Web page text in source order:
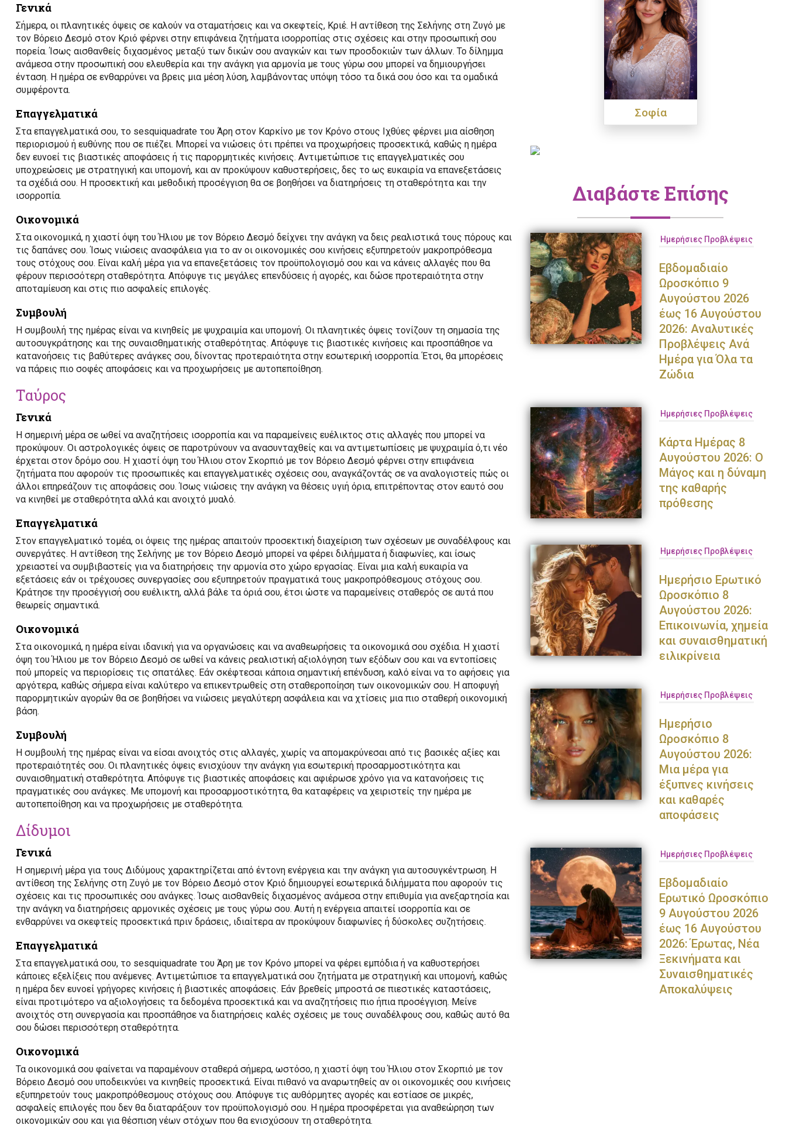
Γενικά
Σήμερα, οι πλανητικές όψεις σε καλούν να σταματήσεις και να σκεφτείς, Κριέ. Η αντίθεση της Σελήνης στη Ζυγό με
τον Βόρειο Δεσμό στον Κριό φέρνει στην επιφάνεια ζητήματα ισορροπίας στις σχέσεις και στην προσωπική σου
πορεία. Ίσως αισθανθείς διχασμένος μεταξύ των δικών σου αναγκών και των προσδοκιών των άλλων. Το δίλημμα
ανάμεσα στην προσωπική σου ελευθερία και την ανάγκη για αρμονία με τους γύρω σου μπορεί να δημιουργήσει
ένταση. Η ημέρα σε ενθαρρύνει να βρεις μια μέση λύση, λαμβάνοντας υπόψη τόσο τα δικά σου όσο και τα ομαδικά
συμφέροντα.
Επαγγελματικά
Στα επαγγελματικά σου, το sesquiquadrate του Άρη στον Καρκίνο με τον Κρόνο στους Ιχθύες φέρνει μια αίσθηση
περιορισμού ή ευθύνης που σε πιέζει. Μπορεί να νιώσεις ότι πρέπει να προχωρήσεις προσεκτικά, καθώς η ημέρα
δεν ευνοεί τις βιαστικές αποφάσεις ή τις παρορμητικές κινήσεις. Αντιμετώπισε τις επαγγελματικές σου
υποχρεώσεις με στρατηγική και υπομονή, και αν προκύψουν καθυστερήσεις, δες το ως ευκαιρία να επανεξετάσεις
τα σχέδιά σου. Η προσεκτική και μεθοδική προσέγγιση θα σε βοηθήσει να διατηρήσεις τη σταθερότητα και την
ισορροπία.
Οικονομικά
Στα οικονομικά, η χιαστί όψη του Ήλιου με τον Βόρειο Δεσμό δείχνει την ανάγκη να δεις ρεαλιστικά τους πόρους και
τις δαπάνες σου. Ίσως νιώσεις ανασφάλεια για το αν οι οικονομικές σου κινήσεις εξυπηρετούν μακροπρόθεσμα
τους στόχους σου. Είναι καλή μέρα για να επανεξετάσεις τον προϋπολογισμό σου και να κάνεις αλλαγές που θα
φέρουν περισσότερη σταθερότητα. Απόφυγε τις μεγάλες επενδύσεις ή αγορές, και δώσε προτεραιότητα στην
αποταμίευση και στις πιο ασφαλείς επιλογές.
Συμβουλή
Η συμβουλή της ημέρας είναι να κινηθείς με ψυχραιμία και υπομονή. Οι πλανητικές όψεις τονίζουν τη σημασία της
αυτοσυγκράτησης και της συναισθηματικής σταθερότητας. Απόφυγε τις βιαστικές κινήσεις και προσπάθησε να
κατανοήσεις τις βαθύτερες ανάγκες σου, δίνοντας προτεραιότητα στην εσωτερική ισορροπία. Έτσι, θα μπορέσεις
να πάρεις πιο σοφές αποφάσεις και να προχωρήσεις με αυτοπεποίθηση.
Ταύρος
Γενικά
Η σημερινή μέρα σε ωθεί να αναζητήσεις ισορροπία και να παραμείνεις ευέλικτος στις αλλαγές που μπορεί να
προκύψουν. Οι αστρολογικές όψεις σε παροτρύνουν να ανασυνταχθείς και να αντιμετωπίσεις με ψυχραιμία ό,τι νέο
έρχεται στον δρόμο σου. Η χιαστί όψη του Ήλιου στον Σκορπιό με τον Βόρειο Δεσμό φέρνει στην επιφάνεια
ζητήματα που αφορούν τις προσωπικές και επαγγελματικές σχέσεις σου, αναγκάζοντάς σε να αναλογιστείς πώς οι
άλλοι επηρεάζουν τις αποφάσεις σου. Ίσως νιώσεις την ανάγκη να θέσεις υγιή όρια, επιτρέποντας στον εαυτό σου
να κινηθεί με σταθερότητα αλλά και ανοιχτό μυαλό.
Επαγγελματικά
Στον επαγγελματικό τομέα, οι όψεις της ημέρας απαιτούν προσεκτική διαχείριση των σχέσεων με συναδέλφους και
συνεργάτες. Η αντίθεση της Σελήνης με τον Βόρειο Δεσμό μπορεί να φέρει διλήμματα ή διαφωνίες, και ίσως
χρειαστεί να συμβιβαστείς για να διατηρήσεις την αρμονία στο χώρο εργασίας. Είναι μια καλή ευκαιρία να
εξετάσεις εάν οι τρέχουσες συνεργασίες σου εξυπηρετούν πραγματικά τους μακροπρόθεσμους στόχους σου.
Κράτησε την προσέγγισή σου ευέλικτη, αλλά βάλε τα όριά σου, έτσι ώστε να παραμείνεις σταθερός σε αυτά που
θεωρείς σημαντικά.
Οικονομικά
Στα οικονομικά, η ημέρα είναι ιδανική για να οργανώσεις και να αναθεωρήσεις τα οικονομικά σου σχέδια. Η χιαστί
όψη του Ήλιου με τον Βόρειο Δεσμό σε ωθεί να κάνεις ρεαλιστική αξιολόγηση των εξόδων σου και να εντοπίσεις
πού μπορείς να περιορίσεις τις σπατάλες. Εάν σκέφτεσαι κάποια σημαντική επένδυση, καλό είναι να το αφήσεις για
αργότερα, καθώς σήμερα είναι καλύτερο να επικεντρωθείς στη σταθεροποίηση των οικονομικών σου. Η αποφυγή
παρορμητικών αγορών θα σε βοηθήσει να νιώσεις μεγαλύτερη ασφάλεια και να χτίσεις μια πιο σταθερή οικονομική
βάση.
Συμβουλή
Η συμβουλή της ημέρας είναι να είσαι ανοιχτός στις αλλαγές, χωρίς να απομακρύνεσαι από τις βασικές αξίες και
προτεραιότητές σου. Οι πλανητικές όψεις ενισχύουν την ανάγκη για εσωτερική προσαρμοστικότητα και
συναισθηματική σταθερότητα. Απόφυγε τις βιαστικές αποφάσεις και αφιέρωσε χρόνο για να κατανοήσεις τις
πραγματικές σου ανάγκες. Με υπομονή και προσαρμοστικότητα, θα καταφέρεις να χειριστείς την ημέρα με
αυτοπεποίθηση και να προχωρήσεις με σταθερότητα.
Δίδυμοι
Γενικά
Η σημερινή μέρα για τους Διδύμους χαρακτηρίζεται από έντονη ενέργεια και την ανάγκη για αυτοσυγκέντρωση. Η
αντίθεση της Σελήνης στη Ζυγό με τον Βόρειο Δεσμό στον Κριό δημιουργεί εσωτερικά διλήμματα που αφορούν τις
σχέσεις και τις προσωπικές σου ανάγκες. Ίσως αισθανθείς διχασμένος ανάμεσα στην επιθυμία για ανεξαρτησία και
την ανάγκη να διατηρήσεις αρμονικές σχέσεις με τους γύρω σου. Αυτή η ενέργεια απαιτεί ισορροπία και σε
ενθαρρύνει να σκεφτείς προσεκτικά πριν δράσεις, ιδιαίτερα αν προκύψουν διαφωνίες ή δύσκολες συζητήσεις.
Επαγγελματικά
Στα επαγγελματικά σου, το sesquiquadrate του Άρη με τον Κρόνο μπορεί να φέρει εμπόδια ή να καθυστερήσει
κάποιες εξελίξεις που ανέμενες. Αντιμετώπισε τα επαγγελματικά σου ζητήματα με στρατηγική και υπομονή, καθώς
η ημέρα δεν ευνοεί γρήγορες κινήσεις ή βιαστικές αποφάσεις. Εάν βρεθείς μπροστά σε πιεστικές καταστάσεις,
είναι προτιμότερο να αξιολογήσεις τα δεδομένα προσεκτικά και να αναζητήσεις πιο ήπια προσέγγιση. Μείνε
ανοιχτός στη συνεργασία και προσπάθησε να διατηρήσεις καλές σχέσεις με τους συναδέλφους σου, καθώς αυτό θα
σου δώσει περισσότερη σταθερότητα.
Οικονομικά
Τα οικονομικά σου φαίνεται να παραμένουν σταθερά σήμερα, ωστόσο, η χιαστί όψη του Ήλιου στον Σκορπιό με τον
Βόρειο Δεσμό σου υποδεικνύει να κινηθείς προσεκτικά. Είναι πιθανό να αναρωτηθείς αν οι οικονομικές σου κινήσεις
εξυπηρετούν τους μακροπρόθεσμους στόχους σου. Απόφυγε τις αυθόρμητες αγορές και εστίασε σε μικρές,
ασφαλείς επιλογές που δεν θα διαταράξουν τον προϋπολογισμό σου. Η ημέρα προσφέρεται για αναθεώρηση των
οικονομικών σου και για θέσπιση νέων στόχων που θα ενισχύσουν τη σταθερότητα.
Σοφία
Διαβάστε Επίσης
Ημερήσιες Προβλέψεις
Εβδομαδιαίο
Ωροσκόπιο 9
Αυγούστου 2026
έως 16 Αυγούστου
2026: Αναλυτικές
Προβλέψεις Ανά
Ημέρα για Όλα τα
Ζώδια
Ημερήσιες Προβλέψεις
Κάρτα Ημέρας 8
Αυγούστου 2026: Ο
Μάγος και η δύναμη
της καθαρής
πρόθεσης
Ημερήσιες Προβλέψεις
Ημερήσιο Ερωτικό
Ωροσκόπιο 8
Αυγούστου 2026:
Επικοινωνία, χημεία
και συναισθηματική
ειλικρίνεια
Ημερήσιες Προβλέψεις
Ημερήσιο
Ωροσκόπιο 8
Αυγούστου 2026:
Μια μέρα για
έξυπνες κινήσεις
και καθαρές
αποφάσεις
Ημερήσιες Προβλέψεις
Εβδομαδιαίο
Ερωτικό Ωροσκόπιο
9 Αυγούστου 2026
έως 16 Αυγούστου
2026: Έρωτας, Νέα
Ξεκινήματα και
Συναισθηματικές
Αποκαλύψεις